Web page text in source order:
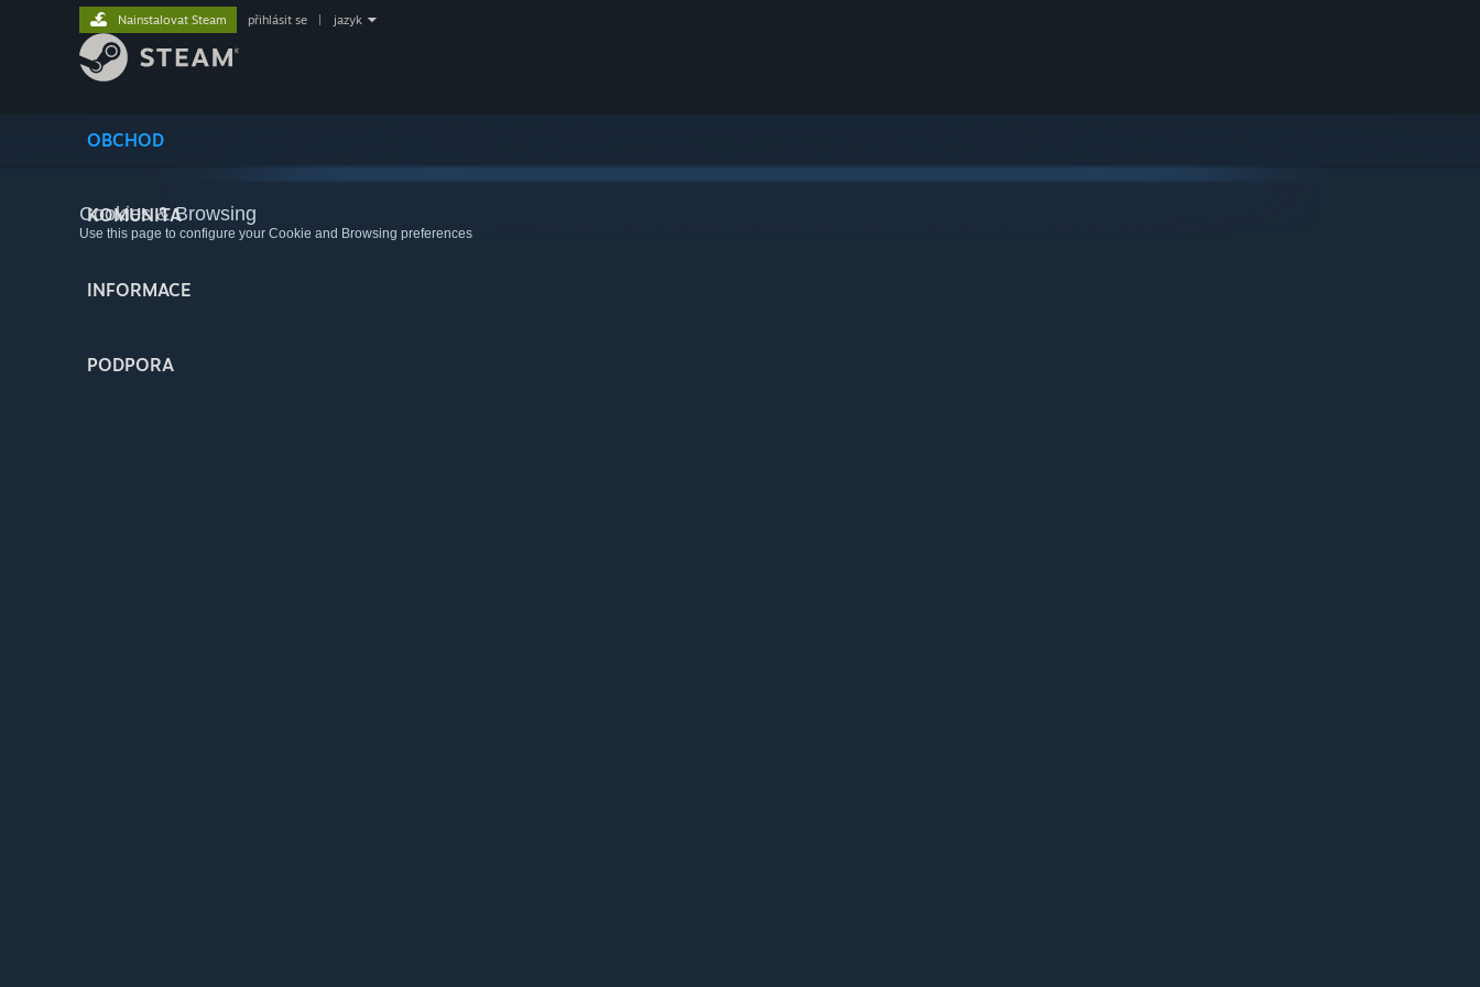
OBCHOD
KOMUNITA
INFORMACE
PODPORA
Nainstalovat Steam přihlásit se jazyk
Cookies & Browsing
Use this page to configure your Cookie and Browsing preferences